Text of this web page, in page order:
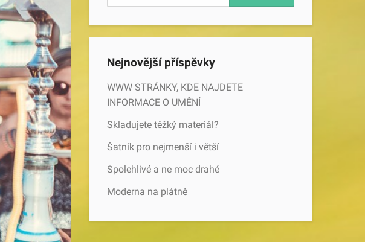
Nejnovější příspěvky
WWW STRÁNKY, KDE NAJDETE
INFORMACE O UMĚNÍ
Skladujete těžký materiál?
Šatník pro nejmenší i větší
Spolehlivé a ne moc drahé
Moderna na plátně